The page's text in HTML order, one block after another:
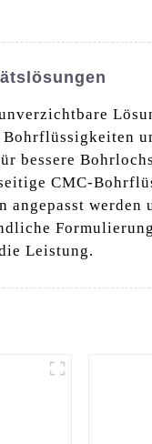
bessere
CMC-
werden
Leistung.